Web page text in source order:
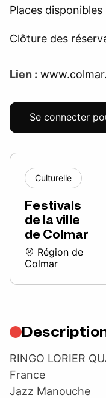
Places disponibles
Clôture des
Lien :
Se connecter
Culturelle
Festivals
de la ville
de Colmar
Région de
Colmar
RINGO LORIER
France
Jazz Manouche